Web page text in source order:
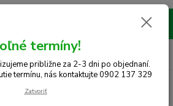
západe SR! Kraje TT, BA, NR, TN, vrátane
0 €
termíny!
približne za 2-3 dni po objednaní.
termínu, nás kontaktujte 0902 137 329
Zatvoriť